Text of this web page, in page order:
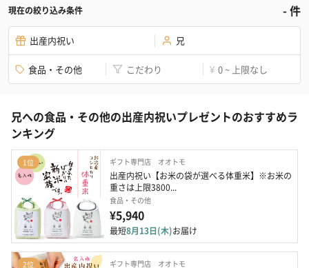
現在の絞り込み条件 -件
出産内祝い 兄
食品・その他 こだわり ¥ 0 ~ 上限なし
兄への食品・その他の出産内祝いプレゼントのおすすめラ
ンキング
1位 ギフト専門店 オオトモ
出産内祝い【お米の袋が選べる体重米】※お米の
重さは上限3800...
食品・その他
¥5,940
最短8月13日(木)お届け
2位 ギフト専門店 オオトモ